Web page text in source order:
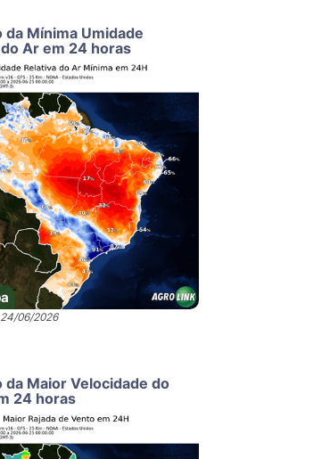
da Mínima Umidade
Ar em 24 horas
06/2026
da Maior Velocidade do
24 horas